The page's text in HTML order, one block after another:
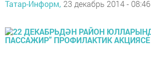
Татар-Информ, 23 декабрь 2014 - 08:46